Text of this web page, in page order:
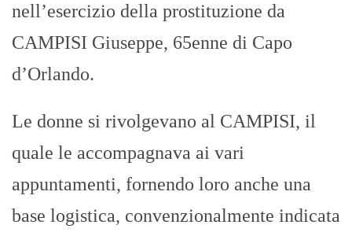
nell’esercizio della prostituzione da
CAMPISI Giuseppe, 65enne di Capo
d’Orlando.
Le donne si rivolgevano al CAMPISI, il
quale le accompagnava ai vari
appuntamenti, fornendo loro anche una
base logistica, convenzionalmente indicata